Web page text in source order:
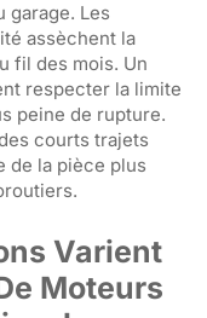
garage. Les
assèchent la
fil des mois. Un
respecter la limite
peine de rupture.
courts trajets
de la pièce plus
Varient
Moteurs